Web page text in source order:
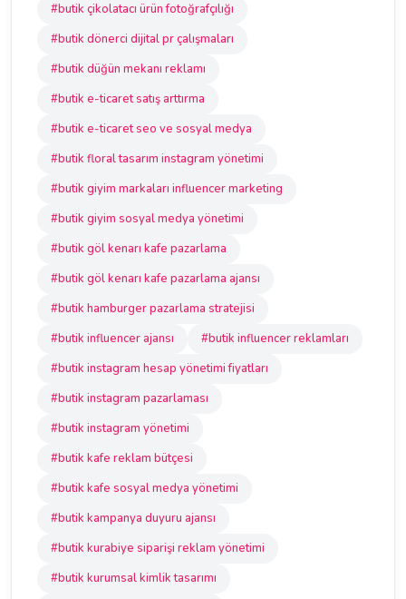
#butik çikolatacı ürün fotoğrafçılığı
#butik dönerci dijital pr çalışmaları
#butik düğün mekanı reklamı
#butik e-ticaret satış arttırma
#butik e-ticaret seo ve sosyal medya
#butik floral tasarım instagram yönetimi
#butik giyim markaları influencer marketing
#butik giyim sosyal medya yönetimi
#butik göl kenarı kafe pazarlama
#butik göl kenarı kafe pazarlama ajansı
#butik hamburger pazarlama stratejisi
#butik influencer ajansı
#butik influencer reklamları
#butik instagram hesap yönetimi fiyatları
#butik instagram pazarlaması
#butik instagram yönetimi
#butik kafe reklam bütçesi
#butik kafe sosyal medya yönetimi
#butik kampanya duyuru ajansı
#butik kurabiye siparişi reklam yönetimi
#butik kurumsal kimlik tasarımı